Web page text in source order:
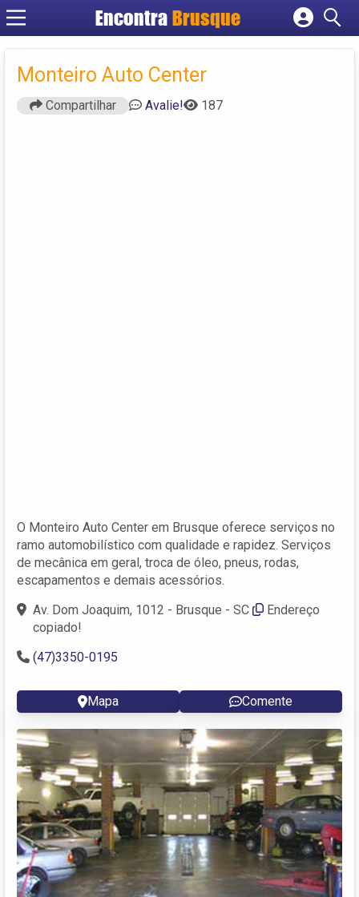
EncontraBrusque
Cadastrar empresa
Criar conta
Monteiro Auto Center
Compartilhar Avalie! 187
O Monteiro Auto Center em Brusque oferece serviços no
ramo automobilístico com qualidade e rapidez. Serviços
de mecânica em geral, troca de óleo, pneus, rodas,
escapamentos e demais acessórios.
Av. Dom Joaquim, 1012 - Brusque - SC
Endereço
copiado!
(47)3350-0195
Mapa Comente